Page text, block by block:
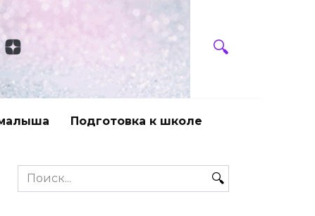
Подготовка к школе
Search
for: